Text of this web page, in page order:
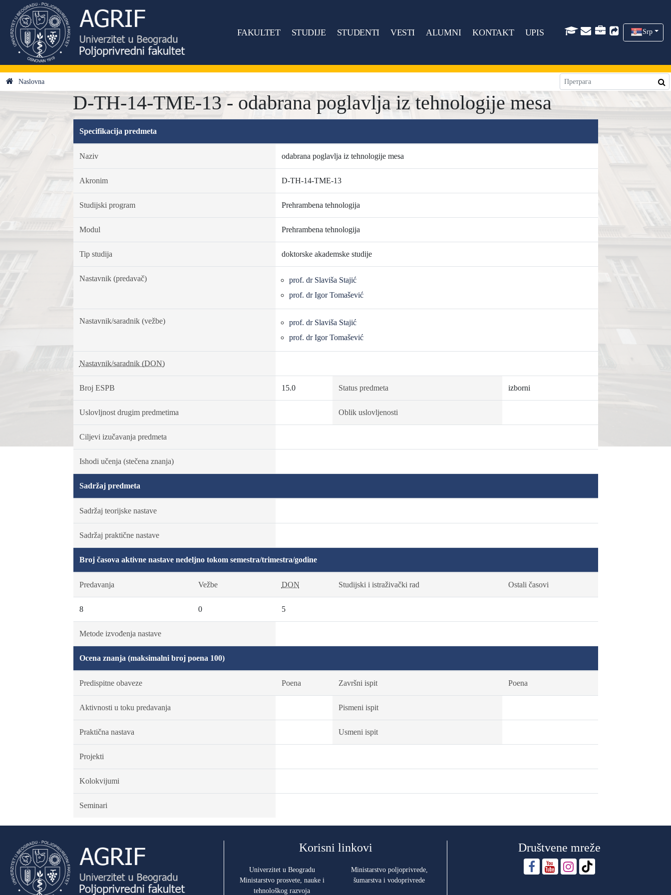
FAKULTET STUDIJE STUDENTI VESTI ALUMNI KONTAKT UPIS Srp
Naslovna
D-TH-14-TME-13 - odabrana poglavlja iz tehnologije mesa
Specifikacija predmeta
Naziv odabrana poglavlja iz tehnologije mesa
Akronim D-TH-14-TME-13
Studijski program Prehrambena tehnologija
Modul Prehrambena tehnologija
Tip studija doktorske akademske studije
Nastavnik (predavač)
prof. dr Slaviša Stajić
prof. dr Igor Tomašević
Nastavnik/saradnik (vežbe)
prof. dr Slaviša Stajić
prof. dr Igor Tomašević
Nastavnik/saradnik (DON)
Broj ESPB 15.0 Status predmeta izborni
Uslovljnost drugim predmetima Oblik uslovljenosti
Ciljevi izučavanja predmeta
Ishodi učenja (stečena znanja)
Sadržaj predmeta
Sadržaj teorijske nastave
Sadržaj praktične nastave
Broj časova aktivne nastave nedeljno tokom semestra/trimestra/godine
Predavanja Vežbe DON Studijski i istraživački rad Ostali časovi
8 0 5
Metode izvođenja nastave
Ocena znanja (maksimalni broj poena 100)
Predispitne obaveze Poena Završni ispit Poena
Aktivnosti u toku predavanja Pismeni ispit
Praktična nastava Usmeni ispit
Projekti
Kolokvijumi
Seminari
Korisni linkovi
Univerzitet u Beogradu
Ministarstvo prosvete, nauke i
tehnološkog razvoja
Ministarstvo poljoprivrede,
šumarstva i vodoprivrede
Društvene mreže